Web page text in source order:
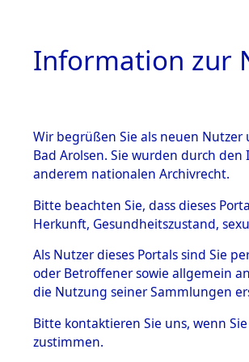
HOME
BESTÄNDE
Inhaftierungsdoku
mente
1.2.9 Beim ITS
verwahrte
1.2.9.1
Effekten aus
Information zur
Wir begrüßen Sie als neuen
Bad Arolsen. Sie wurden durch
anderem nationalen Archivrecht.
Bitte beachten Sie, dass dieses
Herkunft, Gesundheitszustand,
Als Nutzer dieses Portals sind Sie
oder Betroffener sowie allgemein
die Nutzung seiner Sammlungen
Bitte kontaktieren Sie uns, wenn
zustimmen.